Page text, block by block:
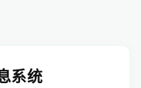
系统